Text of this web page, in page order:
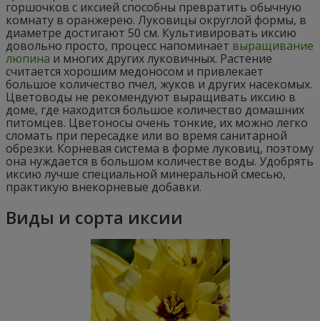
горшочков с иксией способны превратить обычную
комнату в оранжерею. Луковицы округлой формы, в
диаметре достигают 50 см. Культивировать иксию
довольно просто, процесс напоминает выращивание
люпина и многих других луковичных. Растение
считается хорошим медоносом и привлекает
большое количество пчел, жуков и других насекомых.
Цветоводы не рекомендуют выращивать иксию в
доме, где находится большое количество домашних
питомцев. Цветоносы очень тонкие, их можно легко
сломать при пересадке или во время санитарной
обрезки. Корневая система в форме луковиц, поэтому
она нуждается в большом количестве воды. Удобрять
иксию лучше специальной минеральной смесью,
практикую внекорневые добавки.
Виды и сорта иксии